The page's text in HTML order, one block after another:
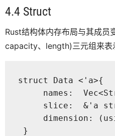
4.4 Struct
Rust结构体内存布局与其成
capacity、length)三元组来表
struct Data <'a>{
names:
slice:  &'a
dimension:
}